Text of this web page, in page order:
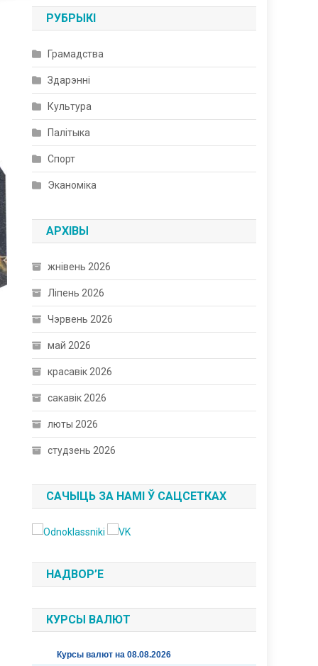
РУБРЫКІ
Грамадства
Здарэнні
Культура
Палітыка
Спорт
Эканоміка
АРХІВЫ
жнівень 2026
Ліпень 2026
Чэрвень 2026
май 2026
красавік 2026
сакавік 2026
люты 2026
студзень 2026
САЧЫЦЬ ЗА НАМІ Ў САЦСЕТКАХ
НАДВОР’Е
КУРСЫ ВАЛЮТ